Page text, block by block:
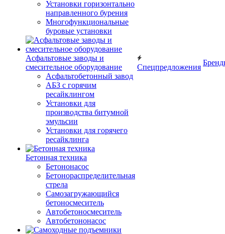
Установки горизонтально
направленного бурения
Многофункциональные
буровые установки
Асфальтовые заводы и
смесительное оборудование
Асфальтобетонный завод
АБЗ с горячим
ресайклингом
Установки для
производства битумной
эмульсии
Установки для горячего
ресайклинга
Бетонная техника
Бетононасос
Бетонораспределительная
стрела
Самозагружающийся
бетоносмеситель
Автобетоносмеситель
Автобетононасос
Спецпредложения